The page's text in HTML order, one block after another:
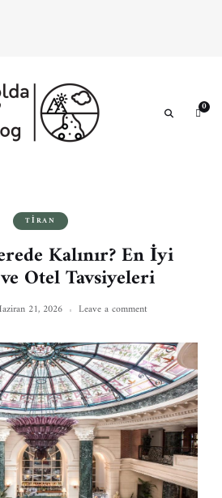
0
TIRAN
Kalınır? En İyi
Otel Tavsiyeleri
21, 2026 Leave a comment